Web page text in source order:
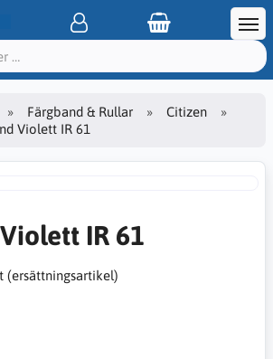
Färgband & Rullar
Citizen
Violett IR 61
IR 61
(ersättningsartikel)